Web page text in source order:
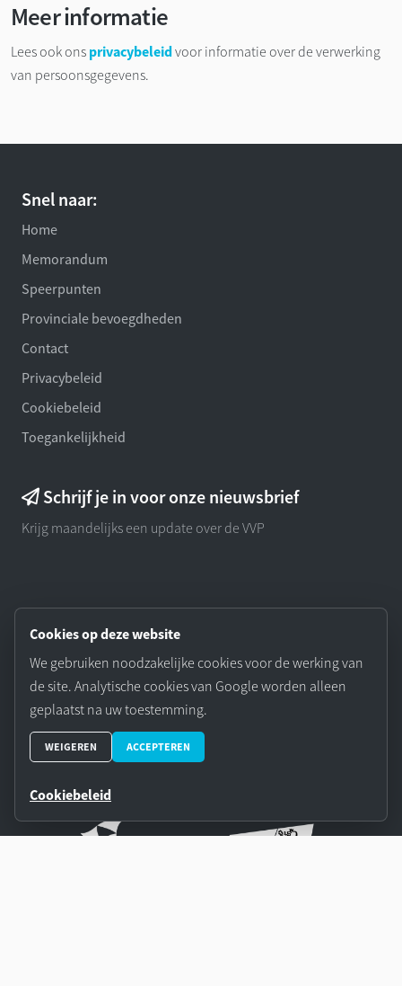
Meer informatie
Lees ook ons privacybeleidvoor informatie over de verwerking
van persoonsgegevens.
Snel naar:
Home
Memorandum
Speerpunten
Provinciale bevoegdheden
Contact
Privacybeleid
Cookiebeleid
Toegankelijkheid
Schrijf je in voor onze nieuwsbrief
Krijg maandelijks een update over de VVP
Volg ons op LinkedIn
Cookies op deze website
We gebruiken noodzakelijke cookies voor de werking van
de site. Analytische cookies van Google worden alleen
geplaatst na uw toestemming.
WEIGEREN ACCEPTEREN
Cookiebeleid